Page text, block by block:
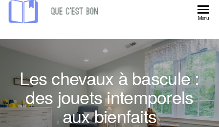
Skip
the
C'est
Bon
Menu
Les chevaux à bascule :
des jouets intemporels
aux bienfaits